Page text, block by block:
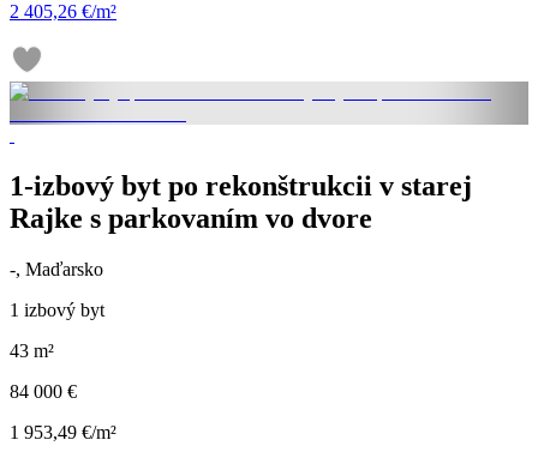
2 405,26 €/m²
1-izbový byt po rekonštrukcii v starej
Rajke s parkovaním vo dvore
-, Maďarsko
1 izbový byt
43 m²
84 000 €
1 953,49 €/m²